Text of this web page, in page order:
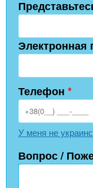
Электронная
Телефон *
У меня не
Вопрос /